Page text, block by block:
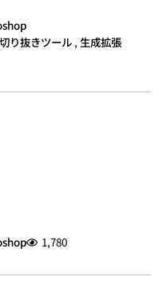
切り抜きツール , 生成拡張
1,780